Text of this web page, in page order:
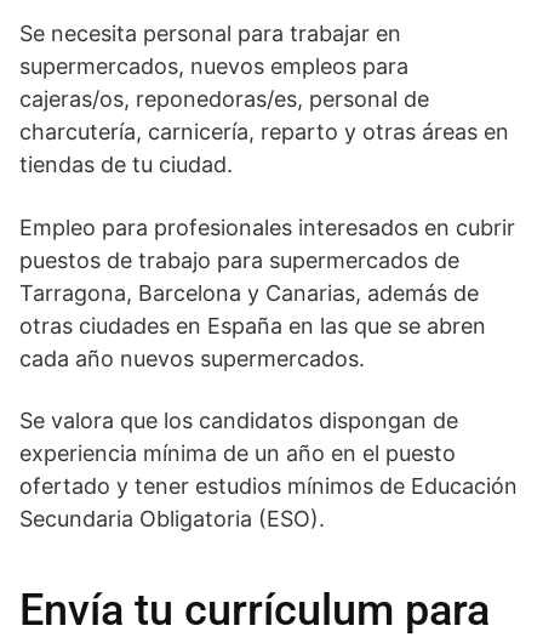
Se necesita personal para trabajar en
supermercados, nuevos empleos para
cajeras/os, reponedoras/es, personal de
charcutería, carnicería, reparto y otras áreas en
tiendas de tu ciudad.
Empleo para profesionales interesados en cubrir
puestos de trabajo para supermercados de
Tarragona, Barcelona y Canarias, además de
otras ciudades en España en las que se abren
cada año nuevos supermercados.
Se valora que los candidatos dispongan de
experiencia mínima de un año en el puesto
ofertado y tener estudios mínimos de Educación
Secundaria Obligatoria (ESO).
Envía tu currículum para